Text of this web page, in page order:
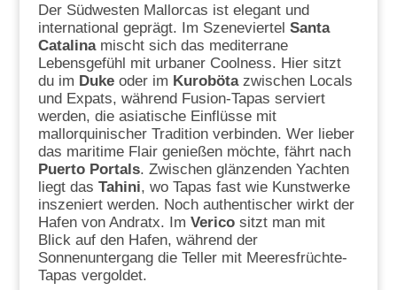
Der Südwesten Mallorcas ist elegant und
international geprägt. Im Szeneviertel Santa
Catalinamischt sich das mediterrane
Lebensgefühl mit urbaner Coolness. Hier sitzt
du im Dukeoder im Kurobötazwischen Locals
und Expats, während Fusion-Tapas serviert
werden, die asiatische Einflüsse mit
mallorquinischer Tradition verbinden. Wer lieber
das maritime Flair genießen möchte, fährt nach
Puerto Portals. Zwischen glänzenden Yachten
liegt das Tahini, wo Tapas fast wie Kunstwerke
inszeniert werden. Noch authentischer wirkt der
Hafen von Andratx. Im Vericositzt man mit
Blick auf den Hafen, während der
Sonnenuntergang die Teller mit Meeresfrüchte-
Tapas vergoldet.